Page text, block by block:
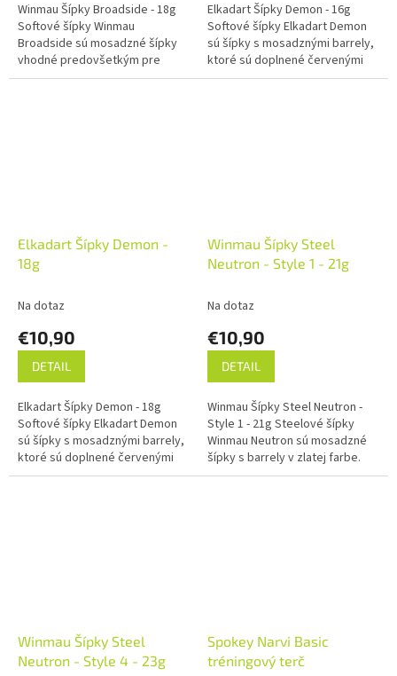
Winmau Šípky Broadside - 18g
Softové šípky Winmau
Broadside sú mosadzné šípky
vhodné predovšetkým pre
začínajúcich hráčov.
Elkadart Šípky Demon - 16g
Softové šípky Elkadart Demon
sú šípky s mosadznými barrely,
ktoré sú doplnené červenými
hliníkovými násadkami a letkami
Elkadart Šípky Demon -
18g
Na dotaz
€10,90
DETAIL
Elkadart Šípky Demon - 18g
Softové šípky Elkadart Demon
sú šípky s mosadznými barrely,
ktoré sú doplnené červenými
hliníkovými násadkami a letkami
Winmau Šípky Steel
Neutron - Style 1 - 21g
Na dotaz
€10,90
DETAIL
Winmau Šípky Steel Neutron -
Style 1 - 21g Steelové šípky
Winmau Neutron sú mosadzné
šípky s barrely v zlatej farbe.
Barrely sú po celej dĺžke
Winmau Šípky Steel
Neutron - Style 4 - 23g
Spokey Narvi Basic
tréningový terč